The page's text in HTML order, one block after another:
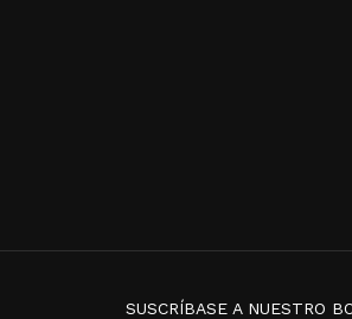
SUSCRÍBASE A NUESTRO